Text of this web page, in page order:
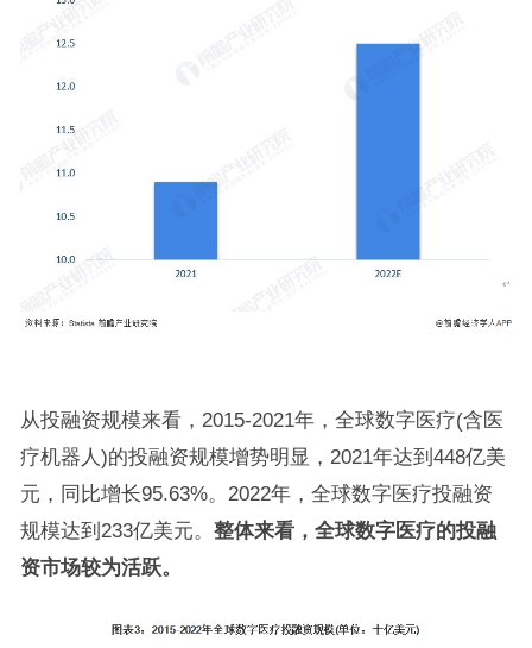
从投融资规模来看，2015-2021年，全球数字医疗(含医
疗机器人)的投融资规模增势明显，2021年达到448亿美
元，同比增长95.63%。2022年，全球数字医疗投融资
规模达到233亿美元。 整体来看，全球数字医疗的投融
资市场较为活跃。